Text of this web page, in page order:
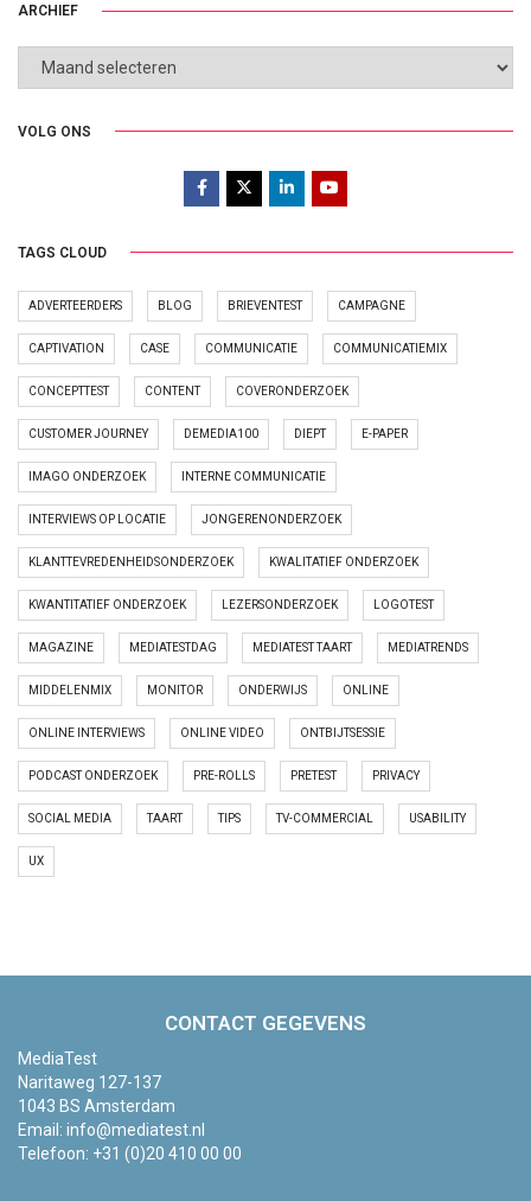
ARCHIEF
ARCHIEF
VOLG ONS
TAGS CLOUD
ADVERTEERDERS BLOG BRIEVENTEST CAMPAGNE
CAPTIVATION CASE COMMUNICATIE COMMUNICATIEMIX
CONCEPTTEST CONTENT COVERONDERZOEK
CUSTOMER JOURNEY DEMEDIA100 DIEPT E-PAPER
IMAGO ONDERZOEK INTERNE COMMUNICATIE
INTERVIEWS OP LOCATIE JONGERENONDERZOEK
KLANTTEVREDENHEIDSONDERZOEK KWALITATIEF ONDERZOEK
KWANTITATIEF ONDERZOEK LEZERSONDERZOEK LOGOTEST
MAGAZINE MEDIATESTDAG MEDIATEST TAART MEDIATRENDS
MIDDELENMIX MONITOR ONDERWIJS ONLINE
ONLINE INTERVIEWS ONLINE VIDEO ONTBIJTSESSIE
PODCAST ONDERZOEK PRE-ROLLS PRETEST PRIVACY
SOCIAL MEDIA TAART TIPS TV-COMMERCIAL USABILITY
UX
CONTACT GEGEVENS
MediaTest
Naritaweg 127-137
1043 BS Amsterdam
Email: info@mediatest.nl
Telefoon: +31 (0)20 410 00 00